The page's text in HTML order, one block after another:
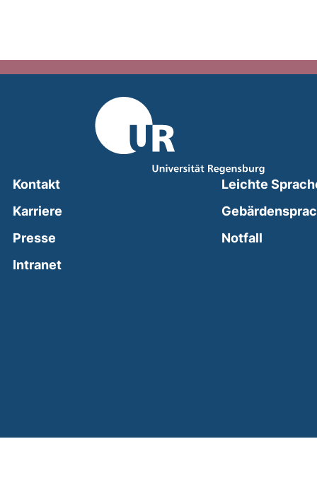
Kontakt
Karriere
Presse
Intranet(external link, opens in a new window)
Leichte
Notfall